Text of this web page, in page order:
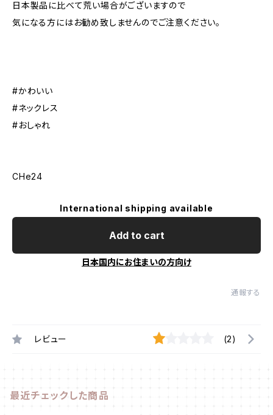
日本製品に比べて荒い場合がございますので
気になる方にはお勧め致しませんのでご注意ください。
#かわいい
#ネックレス
#おしゃれ
CHe24
International shipping available
Add to cart
日本国内にお住まいの方向け
通報する
レビュー (2)
最近チェックした商品